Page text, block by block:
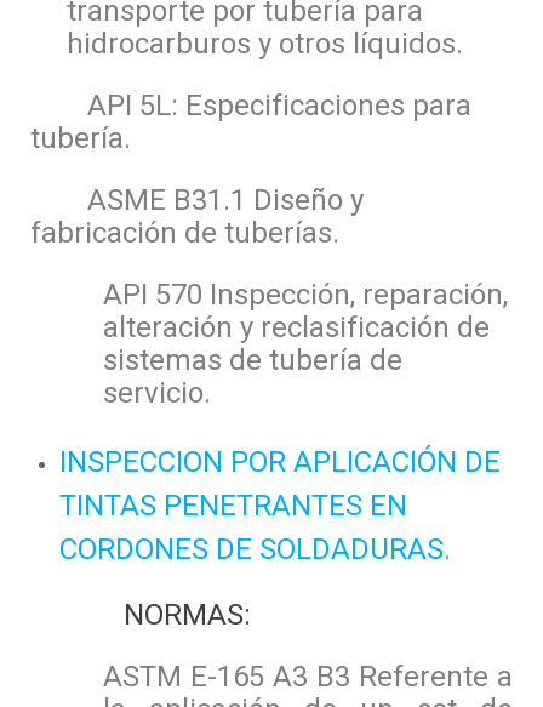
transporte por tubería para
hidrocarburos y otros líquidos.
API 5L: Especificaciones para
tubería.
ASME B31.1 Diseño y
fabricación de tuberías.
API 570 Inspección, reparación,
alteración y reclasificación de
sistemas de tubería de
servicio.
INSPECCION POR APLICACIÓN DE
TINTAS PENETRANTES EN
CORDONES DE SOLDADURAS.
NORMAS:
ASTM E-165 A3 B3 Referente a